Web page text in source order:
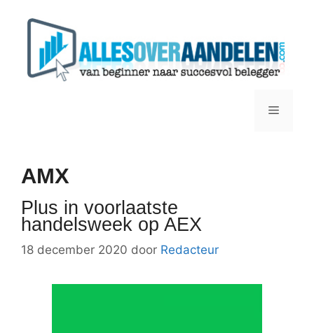
Menu
AMX
Plus in voorlaatste
handelsweek op AEX
18 december 2020 door Redacteur